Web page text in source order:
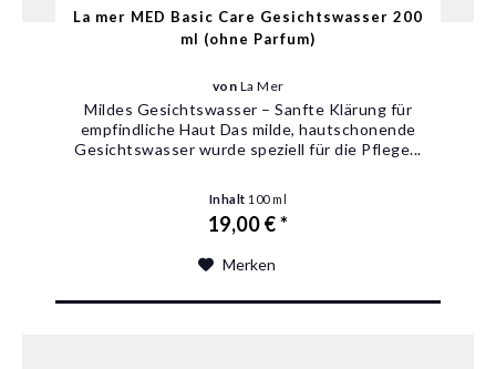
La mer MED Basic Care Gesichtswasser 200
ml (ohne Parfum)
von La Mer
Mildes Gesichtswasser – Sanfte Klärung für
empfindliche Haut Das milde, hautschonende
Gesichtswasser wurde speziell für die Pflege...
Inhalt 100 ml
19,00 € *
Merken